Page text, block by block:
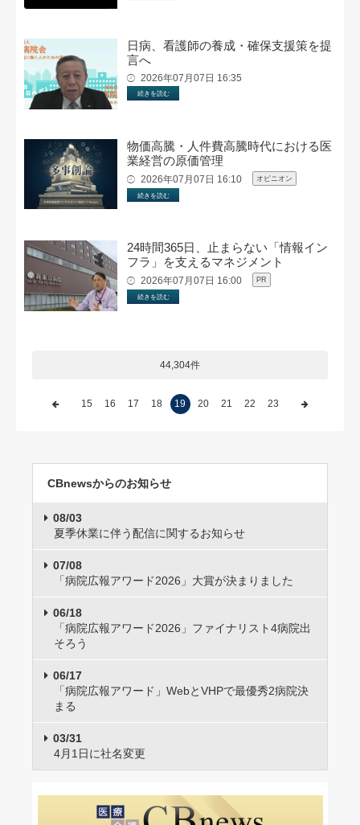
日病、看護師の養成・確保支援策を提
言へ
2026年07月07日 16:35
続きを読む
物価高騰・人件費高騰時代における医
業経営の原価管理
2026年07月07日 16:10 オピニオン
続きを読む
24時間365日、止まらない「情報イン
フラ」を支えるマネジメント
2026年07月07日 16:00 PR
続きを読む
44,304件
15 16 17 18 19 20 21 22 23
CBnewsからのお知らせ
08/03
夏季休業に伴う配信に関するお知らせ
07/08
「病院広報アワード2026」大賞が決まりました
06/18
「病院広報アワード2026」ファイナリスト4病院出
そろう
06/17
「病院広報アワード」WebとVHPで最優秀2病院決
まる
03/31
4月1日に社名変更